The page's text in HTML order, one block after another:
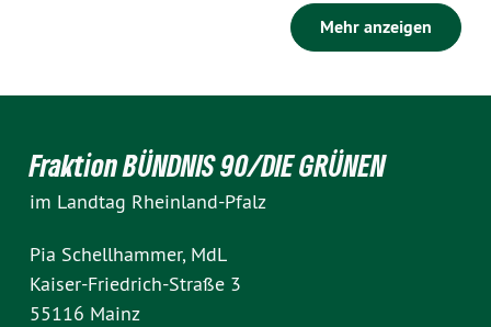
Mehr anzeigen
Fraktion BÜNDNIS 90/DIE GRÜNEN
im Landtag Rheinland-Pfalz
Pia Schellhammer, MdL
Kaiser-Friedrich-Straße 3
55116 Mainz